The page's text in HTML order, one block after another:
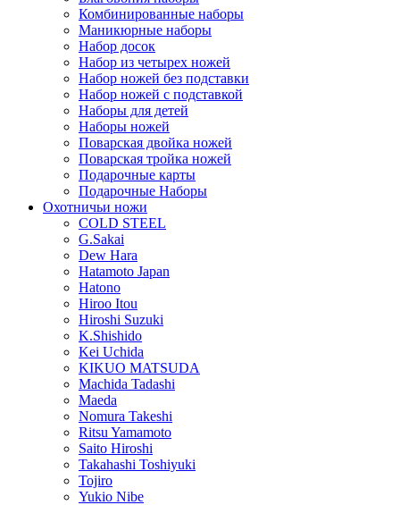
Комбинированные наборы
Маникюрные наборы
Набор досок
Набор из четырех ножей
Набор ножей без подставки
Набор ножей с подставкой
Наборы для детей
Наборы ножей
Поварская двойка ножей
Поварская тройка ножей
Подарочные карты
Подарочные Наборы
Охотничьи ножи
COLD STEEL
G.Sakai
Dew Hara
Hatamoto Japan
Hatono
Hiroo Itou
Hiroshi Suzuki
K.Shishido
Kei Uchida
KIKUO MATSUDA
Machida Tadashi
Maeda
Nomura Takeshi
Ritsu Yamamoto
Saito Hiroshi
Takahashi Toshiyuki
Tojiro
Yukio Nibe